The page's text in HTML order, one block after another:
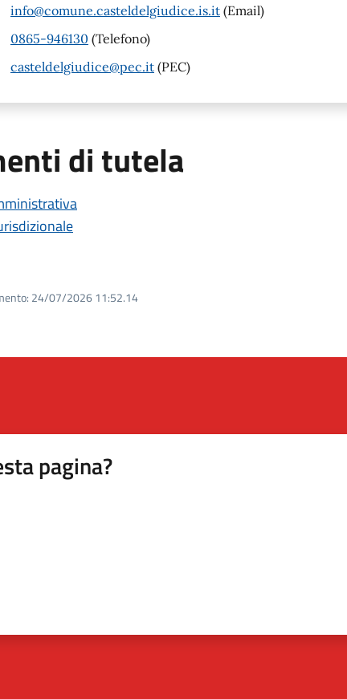
info@comune.casteldelgiudice.is.it (Email)
0865-946130 (Telefono)
casteldelgiudice@pec.it (PEC)
di tutela
24/07/2026 11:52.14
pagina?